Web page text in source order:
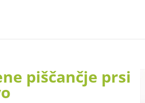
piščančje prsi